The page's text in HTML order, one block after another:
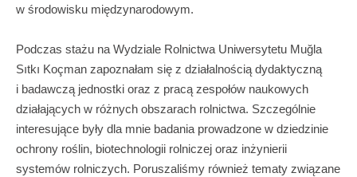
w środowisku międzynarodowym.
Podczas stażu na Wydziale Rolnictwa Uniwersytetu Muğla
Sıtkı Koçman zapoznałam się z działalnością dydaktyczną
i badawczą jednostki oraz z pracą zespołów naukowych
działających w różnych obszarach rolnictwa. Szczególnie
interesujące były dla mnie badania prowadzone w dziedzinie
ochrony roślin, biotechnologii rolniczej oraz inżynierii
systemów rolniczych. Poruszaliśmy również tematy związane